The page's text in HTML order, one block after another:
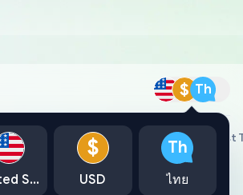
$ Th
Parts Converter Assy, W/Catalyst
States
$
USD
Th
ไทย